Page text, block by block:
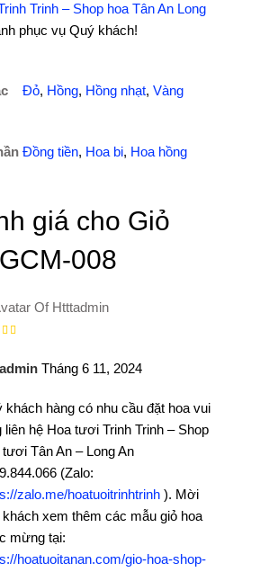
Trinh – Shop hoa Tân An Long
phục vụ Quý khách!
Đỏ, Hồng, Hồng nhạt, Vàng
Đồng tiền, Hoa bi, Hoa hồng
giá cho Giỏ
008
Tháng 6 11, 2024
khách hàng có nhu cầu đặt hoa vui
liên hệ Hoa tươi Trinh Trinh – Shop
tươi Tân An – Long An
(Zalo:
zalo.me/hoatuoitrinhtrinh ). Mời
xem thêm các mẫu giỏ hoa
mừng tại:
hoatuoitanan.com/gio-hoa-shop-